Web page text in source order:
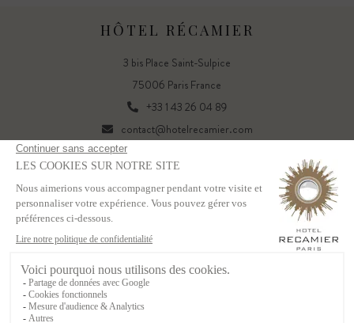
HÔTEL RÉCAMIER
3 bis Place Saint-Sulpice
75006 Paris France
+33 1 43 26 04 89
contact@hotelrecamier.com
Powered by